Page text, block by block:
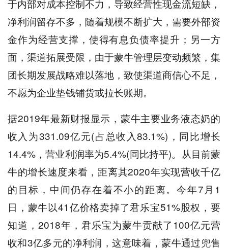
于内部对成本控制不力，导致经营性现金流短缺，
净利润留存不多，随着规模不断扩大，需要外部资
金作为经营支撑，使得有息负债率提升；另一方
面，渠道拓展受限，由于蒙牛管理层变动频繁，集
团长期发展战略难以落地，致使渠道商信心不足，
不愿为企业垫钱铺货或拉长账期。
据2019年最新财报显示，蒙牛主要业务液态奶的
收入为331.09亿元(占总收入83.1%)，同比增长
14.4%，营业利润率为5.4%(同比持平)。从目前蒙
牛的增长速度来看，距离其2020年实现营收千亿
的目标，中间仍存在着不小的距离。今年7月1
日，蒙牛以41亿价格卖掉了君乐宝51%股权，要
知道，2018年，君乐宝为蒙牛贡献了100亿元营
收和3亿多元的净利润，这意味着，蒙牛通过兜售